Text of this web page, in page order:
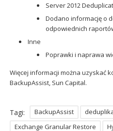
Server 2012
Dodano informację o
odpowiednich
Inne
Poprawki i naprawa
Więcej informacji można uzyskać
BackupAssist, Sun Capital.
Tagi: BackupAssist
Exchange Granular Restore